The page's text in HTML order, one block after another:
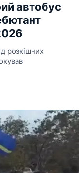
автобус
розкішних